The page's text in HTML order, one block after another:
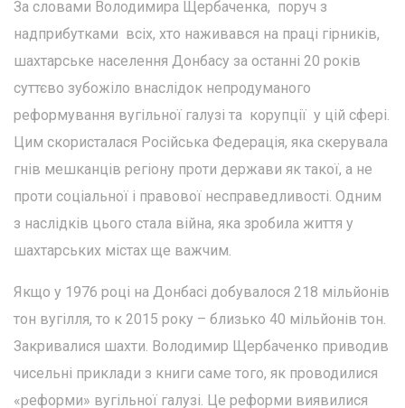
За словами Володимира Щербаченка, поруч з
надприбутками всіх, хто наживався на праці гірників,
шахтарське населення Донбасу за останні 20 років
суттєво зубожіло внаслідок непродуманого
реформування вугільної галузі та корупції у цій сфері.
Цим скористалася Російська Федерація, яка скерувала
гнів мешканців регіону проти держави як такої, а не
проти соціальної і правової несправедливості. Одним
з наслідків цього стала війна, яка зробила життя у
шахтарських містах ще важчим.
Якщо у 1976 році на Донбасі добувалося 218 мільйонів
тон вугілля, то к 2015 року – близько 40 мільйонів тон.
Закривалися шахти. Володимир Щербаченко приводив
чисельні приклади з книги саме того, як проводилися
«реформи» вугільної галузі. Це реформи виявилися